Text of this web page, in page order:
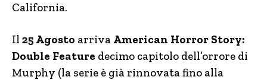
California.
Il 25 Agosto arriva American Horror Story:
Double Feature decimo capitolo dell’orrore di
Murphy (la serie è già rinnovata fino alla